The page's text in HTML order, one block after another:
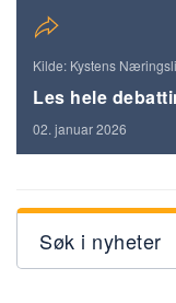
Kilde: Kystens
Les hele
02. januar 2026
Søk i nyheter